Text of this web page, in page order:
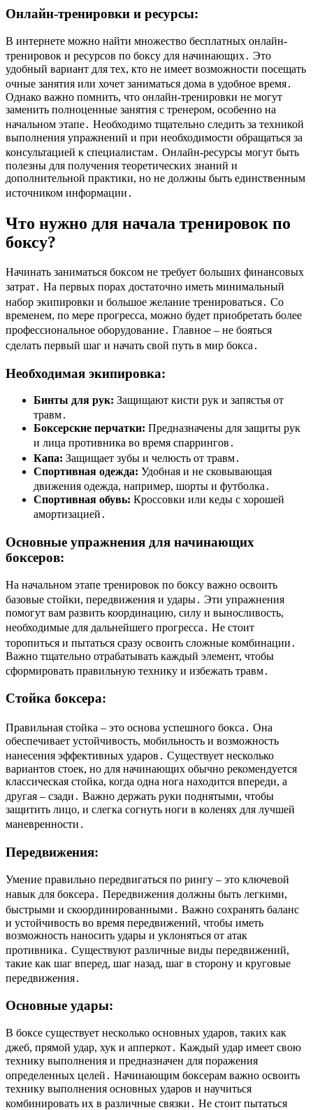
Онлайн-тренировки и ресурсы:
В интернете можно найти множество бесплатных онлайн-
тренировок и ресурсов по боксу для начинающих․ Это
удобный вариант для тех, кто не имеет возможности посещать
очные занятия или хочет заниматься дома в удобное время․
Однако важно помнить, что онлайн-тренировки не могут
заменить полноценные занятия с тренером, особенно на
начальном этапе․ Необходимо тщательно следить за техникой
выполнения упражнений и при необходимости обращаться за
консультацией к специалистам․ Онлайн-ресурсы могут быть
полезны для получения теоретических знаний и
дополнительной практики, но не должны быть единственным
источником информации․
Что нужно для начала тренировок по
боксу?
Начинать заниматься боксом не требует больших финансовых
затрат․ На первых порах достаточно иметь минимальный
набор экипировки и большое желание тренироваться․ Со
временем, по мере прогресса, можно будет приобретать более
профессиональное оборудование․ Главное – не бояться
сделать первый шаг и начать свой путь в мир бокса․
Необходимая экипировка:
Бинты для рук: Защищают кисти рук и запястья от
травм․
Боксерские перчатки: Предназначены для защиты рук
и лица противника во время спаррингов․
Капа: Защищает зубы и челюсть от травм․
Спортивная одежда: Удобная и не сковывающая
движения одежда, например, шорты и футболка․
Спортивная обувь: Кроссовки или кеды с хорошей
амортизацией․
Основные упражнения для начинающих
боксеров:
На начальном этапе тренировок по боксу важно освоить
базовые стойки, передвижения и удары․ Эти упражнения
помогут вам развить координацию, силу и выносливость,
необходимые для дальнейшего прогресса․ Не стоит
торопиться и пытаться сразу освоить сложные комбинации․
Важно тщательно отрабатывать каждый элемент, чтобы
сформировать правильную технику и избежать травм․
Стойка боксера:
Правильная стойка – это основа успешного бокса․ Она
обеспечивает устойчивость, мобильность и возможность
нанесения эффективных ударов․ Существует несколько
вариантов стоек, но для начинающих обычно рекомендуется
классическая стойка, когда одна нога находится впереди, а
другая – сзади․ Важно держать руки поднятыми, чтобы
защитить лицо, и слегка согнуть ноги в коленях для лучшей
маневренности․
Передвижения:
Умение правильно передвигаться по рингу – это ключевой
навык для боксера․ Передвижения должны быть легкими,
быстрыми и скоординированными․ Важно сохранять баланс
и устойчивость во время передвижений, чтобы иметь
возможность наносить удары и уклоняться от атак
противника․ Существуют различные виды передвижений,
такие как шаг вперед, шаг назад, шаг в сторону и круговые
передвижения․
Основные удары:
В боксе существует несколько основных ударов, таких как
джеб, прямой удар, хук и апперкот․ Каждый удар имеет свою
технику выполнения и предназначен для поражения
определенных целей․ Начинающим боксерам важно освоить
технику выполнения основных ударов и научиться
комбинировать их в различные связки․ Не стоит пытаться